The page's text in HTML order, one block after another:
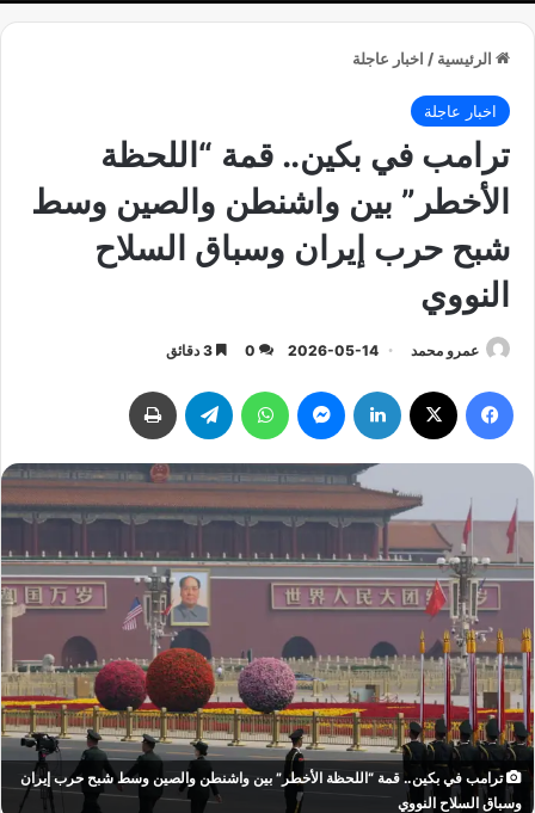
الرئيسية / اخبار عاجلة
اخبار عاجلة
ترامب في بكين.. قمة “اللحظة
الأخطر” بين واشنطن والصين وسط
شبح حرب إيران وسباق السلاح
النووي
عمرو محمد 2026-05-14
0
ترامب في بكين.. قمة “اللحظة الأخطر” بين واشنطن والصين وسط شبح حرب إيران
وسباق السلاح النووي